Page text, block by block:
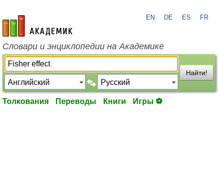
academic.ru
EN DE ES FR
Словари и энциклопедии на Академике
Найти!
Толкования Переводы Книги Игры ⚽